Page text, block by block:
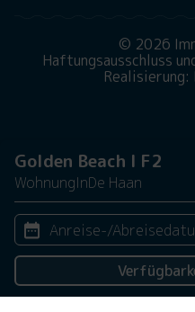
Golden Beach I F2
WohnungInDe Haan
Anreise-/
2 Personen
© 2026
Haftungsausschluss
Realisierung: